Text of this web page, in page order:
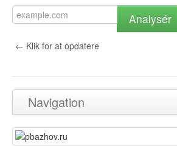
Analysér
← Klik for at opdatere
Navigation
Tilbage til toppen